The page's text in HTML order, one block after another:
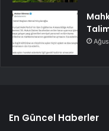
En Güncel Haberler